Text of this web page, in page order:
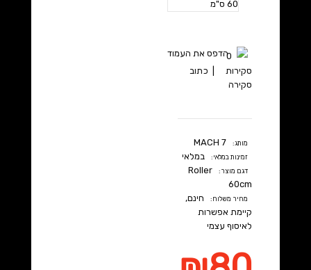
הדפס את העמוד0
סקירות
כתוב
סקירה
מותג: MACH 7
זמינות במלאי: במלאי
דגם מוצר:
Roller
60cm
מחיר משלוח:
חינם,
קיימת אפשרות
לאיסוף עצמי